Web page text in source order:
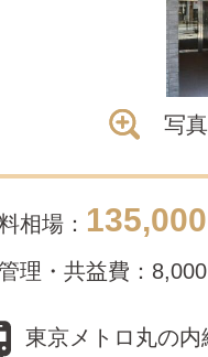
写
相場： 135,000
理・共益費：8,000
東京メトロ丸の内